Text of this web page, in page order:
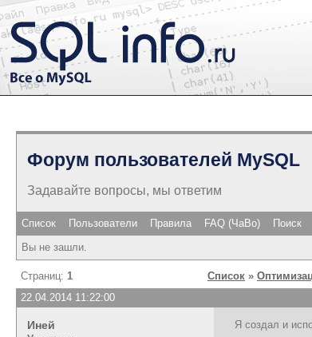
Форум пользователей MySQL
Задавайте вопросы, мы ответим
Список Пользователи Правила FAQ (ЧаВо) Поиск
Вы не зашли.
Страниц: 1 Список »
22.04.2014 11:22:00
Иней Я создал и